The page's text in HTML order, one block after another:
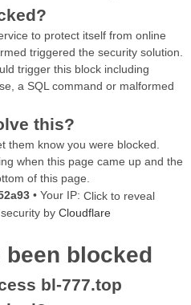
to protect itself from online
triggered the security solution.
trigger this block including
a SQL command or malformed
this?
them know you were blocked.
when this page came up and the
of this page.
• Your IP: Click to reveal
by Cloudflare
been blocked
bl-777.top